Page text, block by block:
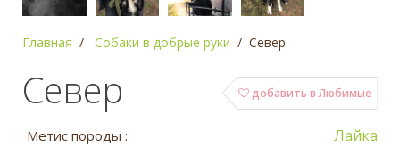
Главная Собаки в добрые руки Север
добавить в Любимые
Север
Метис породы : Лайка